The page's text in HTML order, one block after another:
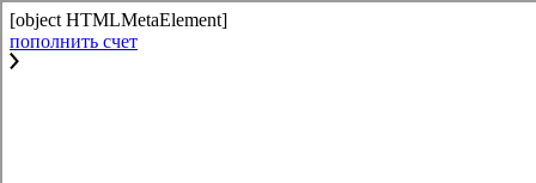
[object HTMLMetaElement]
пополнить счет